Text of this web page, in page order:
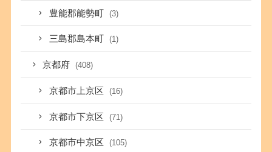
豊能郡能勢町 (3)
三島郡島本町 (1)
京都府 (408)
京都市上京区 (16)
京都市下京区 (71)
京都市中京区 (105)